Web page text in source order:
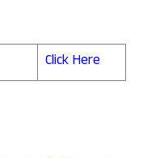
Click Here